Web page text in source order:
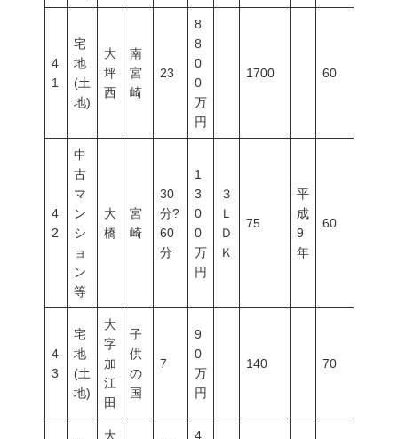
4
1
宅
地
(土
地)
大
坪
西
南
宮
崎
23
8
8
0
0
万
円
1700 60
4
2
中
古
マ
ン
シ
ョ
ン
等
大
橋
宮
崎
30
分?
60
分
1
3
0
0
万
円
３
Ｌ
Ｄ
Ｋ
75
平
成
9
年
60
4
3
宅
地
(土
地)
大
字
加
江
田
子
供
の
国
7
9
0
万
円
140 70
大
4